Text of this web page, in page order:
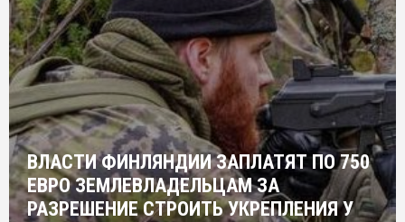
ВЛАСТИ ФИНЛЯНДИИ ЗАПЛАТЯТ ПО 750
ЕВРО ЗЕМЛЕВЛАДЕЛЬЦАМ ЗА
РАЗРЕШЕНИЕ СТРОИТЬ УКРЕПЛЕНИЯ У